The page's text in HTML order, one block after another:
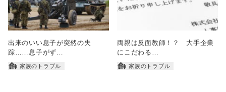
出来のいい息子が突然の失
踪……息子がず…
家族のトラブル
両親は反面教師！？ 大手企業
にこだわる…
家族のトラブル